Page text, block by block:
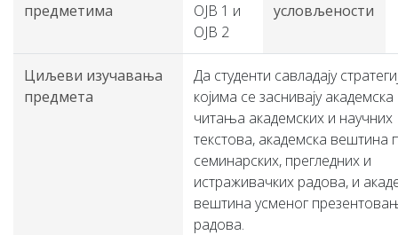
предметима
ОЈВ 1 и
ОЈВ 2
условљености
Циљеви изучавања
предмета
Да студенти савладају
којима се заснивају
читања академских и научних
текстова, академска вештина
семинарских, прегледних и
истраживачких радова, и
вештина усменог
радова.